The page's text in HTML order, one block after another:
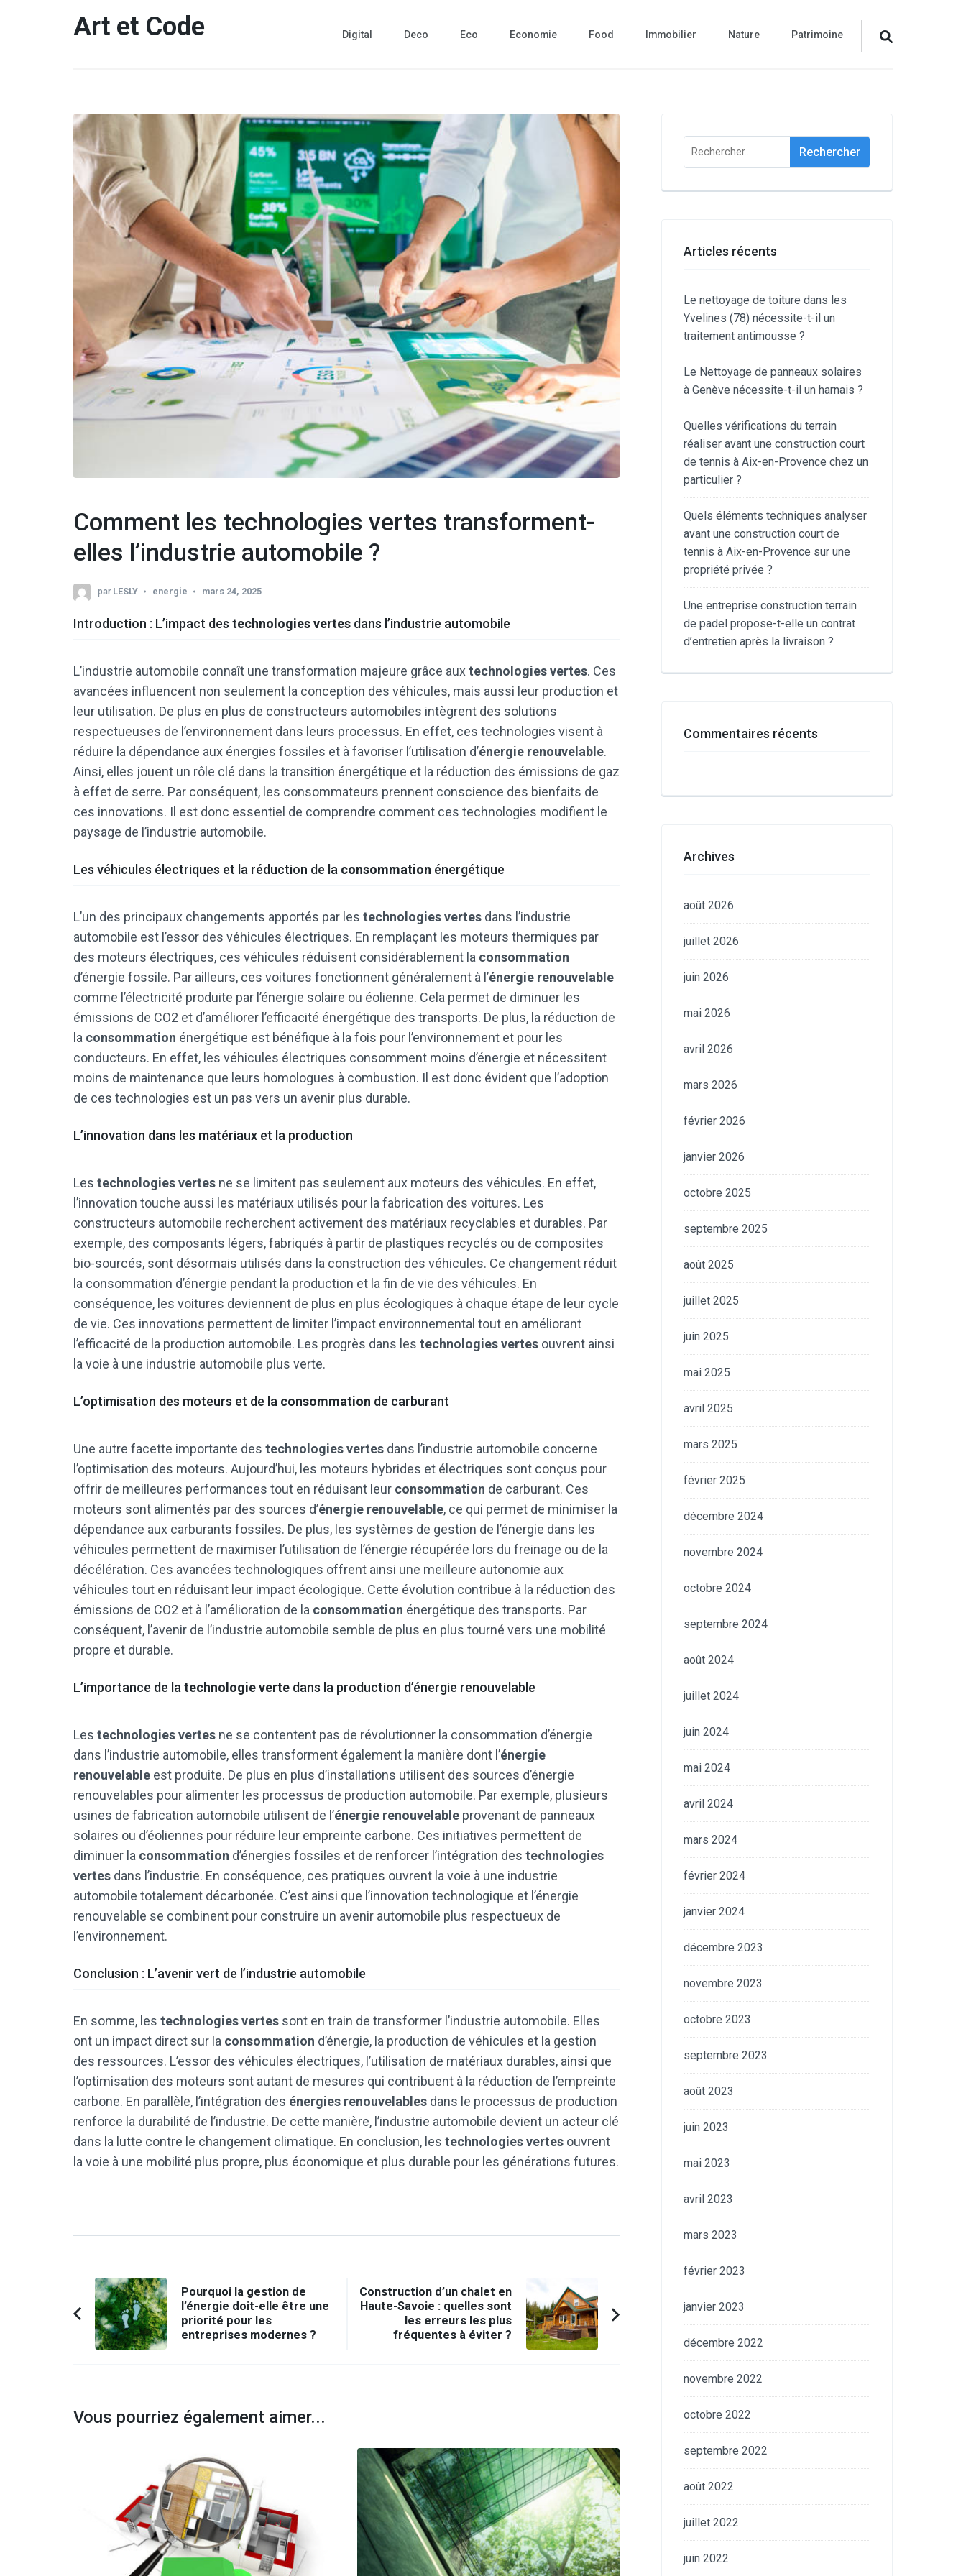
Art et Code Digital Deco Eco Economie Food Immobilier Nature Patrimoine
Comment les technologies vertes transforment-
elles l’industrie automobile ?
par LESLY energie mars 24, 2025
Introduction : L’impact des technologies vertes dans l’industrie automobile
L’industrie automobile connaît une transformation majeure grâce auxtechnologies vertes. Ces
avancées influencent non seulement la conception des véhicules, mais aussi leur production et
leur utilisation. De plus en plus de constructeurs automobiles intègrent des solutions
respectueuses de l’environnement dans leurs processus. En effet, ces technologies visent à
réduire la dépendance aux énergies fossiles et à favoriser l’utilisation d’énergie renouvelable.
Ainsi, elles jouent un rôle clé dans la transition énergétique et la réduction des émissions de gaz
à effet de serre. Par conséquent, les consommateurs prennent conscience des bienfaits de
ces innovations. Il est donc essentiel de comprendre comment ces technologies modifient le
paysage de l’industrie automobile.
Les véhicules électriques et la réduction de la consommation énergétique
L’un des principaux changements apportés par les technologies vertes dans l’industrie
automobile est l’essor des véhicules électriques. En remplaçant les moteurs thermiques par
des moteurs électriques, ces véhicules réduisent considérablement la consommation
d’énergie fossile. Par ailleurs, ces voitures fonctionnent généralement à l’énergie renouvelable
comme l’électricité produite par l’énergie solaire ou éolienne. Cela permet de diminuer les
émissions de CO2 et d’améliorer l’efficacité énergétique des transports. De plus, la réduction de
la consommation énergétique est bénéfique à la fois pour l’environnement et pour les
conducteurs. En effet, les véhicules électriques consomment moins d’énergie et nécessitent
moins de maintenance que leurs homologues à combustion. Il est donc évident que l’adoption
de ces technologies est un pas vers un avenir plus durable.
L’innovation dans les matériaux et la production
Les technologies vertes ne se limitent pas seulement aux moteurs des véhicules. En effet,
l’innovation touche aussi les matériaux utilisés pour la fabrication des voitures. Les
constructeurs automobile recherchent activement des matériaux recyclables et durables. Par
exemple, des composants légers, fabriqués à partir de plastiques recyclés ou de composites
bio-sourcés, sont désormais utilisés dans la construction des véhicules. Ce changement réduit
la consommation d’énergie pendant la production et la fin de vie des véhicules. En
conséquence, les voitures deviennent de plus en plus écologiques à chaque étape de leur cycle
de vie. Ces innovations permettent de limiter l’impact environnemental tout en améliorant
l’efficacité de la production automobile. Les progrès dans les technologies vertes ouvrent ainsi
la voie à une industrie automobile plus verte.
L’optimisation des moteurs et de la consommation de carburant
Une autre facette importante des technologies vertes dans l’industrie automobile concerne
l’optimisation des moteurs. Aujourd’hui, les moteurs hybrides et électriques sont conçus pour
offrir de meilleures performances tout en réduisant leur consommation de carburant. Ces
moteurs sont alimentés par des sources d’énergie renouvelable, ce qui permet de minimiser la
dépendance aux carburants fossiles. De plus, les systèmes de gestion de l’énergie dans les
véhicules permettent de maximiser l’utilisation de l’énergie récupérée lors du freinage ou de la
décélération. Ces avancées technologiques offrent ainsi une meilleure autonomie aux
véhicules tout en réduisant leur impact écologique. Cette évolution contribue à la réduction des
émissions de CO2 et à l’amélioration de la consommation énergétique des transports. Par
conséquent, l’avenir de l’industrie automobile semble de plus en plus tourné vers une mobilité
propre et durable.
L’importance de latechnologie verte dans la production d’énergie renouvelable
Les technologies vertes ne se contentent pas de révolutionner la consommation d’énergie
dans l’industrie automobile, elles transforment également la manière dont l’énergie
renouvelable est produite. De plus en plus d’installations utilisent des sources d’énergie
renouvelables pour alimenter les processus de production automobile. Par exemple, plusieurs
usines de fabrication automobile utilisent de l’énergie renouvelable provenant de panneaux
solaires ou d’éoliennes pour réduire leur empreinte carbone. Ces initiatives permettent de
diminuer la consommation d’énergies fossiles et de renforcer l’intégration des technologies
vertes dans l’industrie. En conséquence, ces pratiques ouvrent la voie à une industrie
automobile totalement décarbonée. C’est ainsi que l’innovation technologique et l’énergie
renouvelable se combinent pour construire un avenir automobile plus respectueux de
l’environnement.
Conclusion : L’avenir vert de l’industrie automobile
En somme, les technologies vertes sont en train de transformer l’industrie automobile. Elles
ont un impact direct sur la consommation d’énergie, la production de véhicules et la gestion
des ressources. L’essor des véhicules électriques, l’utilisation de matériaux durables, ainsi que
l’optimisation des moteurs sont autant de mesures qui contribuent à la réduction de l’empreinte
carbone. En parallèle, l’intégration des énergies renouvelables dans le processus de production
renforce la durabilité de l’industrie. De cette manière, l’industrie automobile devient un acteur clé
dans la lutte contre le changement climatique. En conclusion, les technologies vertes ouvrent
la voie à une mobilité plus propre, plus économique et plus durable pour les générations futures.
Navigation
d'article
Article
précédent :
Pourquoi la gestion de
l’énergie doit-elle être une
priorité pour les
entreprises modernes ?
Construction d’un chalet en
Haute-Savoie : quelles sont
les erreurs les plus
fréquentes à éviter ?
Vous pourriez également aimer...
Rechercher :
Articles récents
Le nettoyage de toiture dans les
Yvelines (78) nécessite-t-il un
traitement antimousse ?
Le Nettoyage de panneaux solaires
à Genève nécessite-t-il un harnais ?
Quelles vérifications du terrain
réaliser avant une construction court
de tennis à Aix-en-Provence chez un
particulier ?
Quels éléments techniques analyser
avant une construction court de
tennis à Aix-en-Provence sur une
propriété privée ?
Une entreprise construction terrain
de padel propose-t-elle un contrat
d’entretien après la livraison ?
Commentaires récents
Archives
août 2026
juillet 2026
juin 2026
mai 2026
avril 2026
mars 2026
février 2026
janvier 2026
octobre 2025
septembre 2025
août 2025
juillet 2025
juin 2025
mai 2025
avril 2025
mars 2025
février 2025
décembre 2024
novembre 2024
octobre 2024
septembre 2024
août 2024
juillet 2024
juin 2024
mai 2024
avril 2024
mars 2024
février 2024
janvier 2024
décembre 2023
novembre 2023
octobre 2023
septembre 2023
août 2023
juin 2023
mai 2023
avril 2023
mars 2023
février 2023
janvier 2023
décembre 2022
novembre 2022
octobre 2022
septembre 2022
août 2022
juillet 2022
juin 2022